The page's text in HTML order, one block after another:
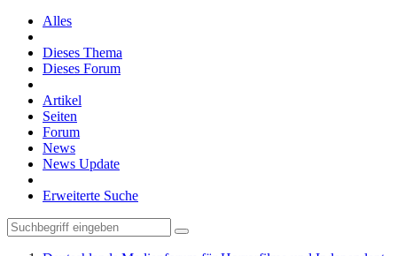
Alles
Dieses Thema
Dieses Forum
Artikel
Seiten
Forum
News
News Update
Erweiterte Suche